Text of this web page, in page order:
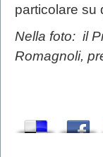
particolare su
Nella foto: il
Romagnoli,